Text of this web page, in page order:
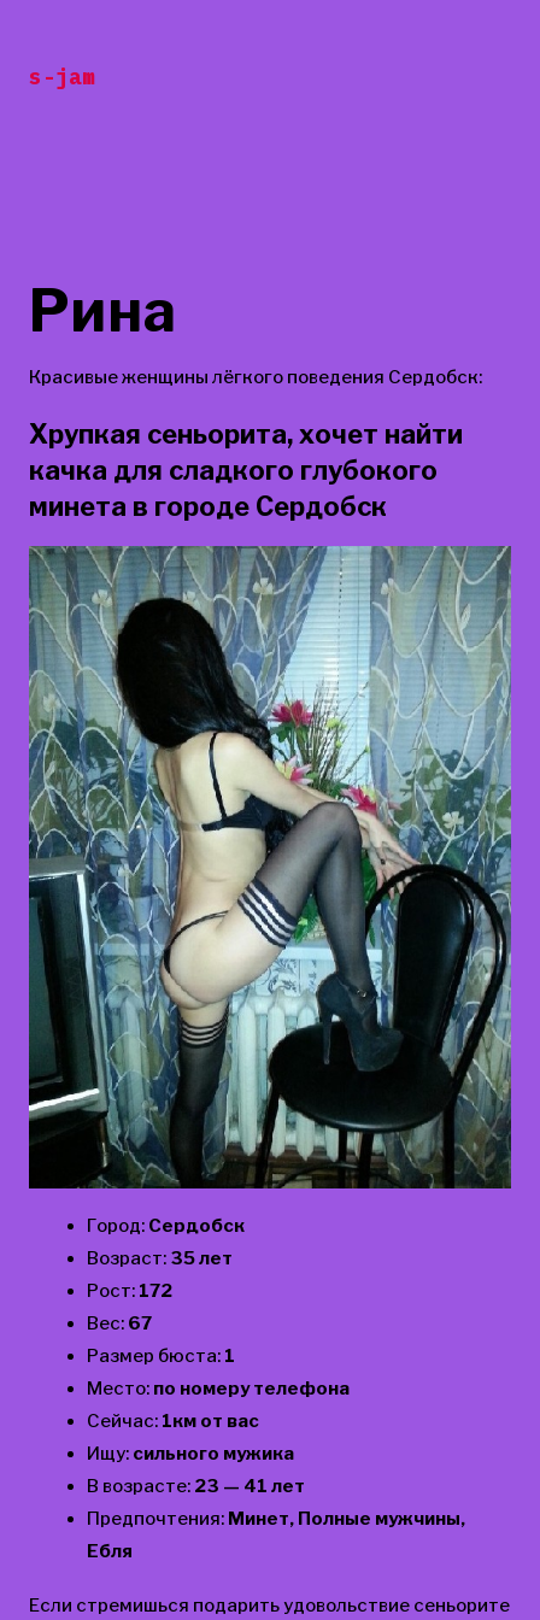
содержанию
s-jam
Рина
Красивые женщины лёгкого поведения Сердобск:
Хрупкая сеньорита, хочет найти
качка для сладкого глубокого
минета в городе Сердобск
Город: Сердобск
Возраст: 35 лет
Рост: 172
Вес: 67
Размер бюста: 1
Место: по номеру телефона
Сейчас: 1км от вас
Ищу: сильного мужика
В возрасте: 23 — 41 лет
Предпочтения: Минет, Полные мужчины,
Ебля
Если стремишься подарить удовольствие сеньорите